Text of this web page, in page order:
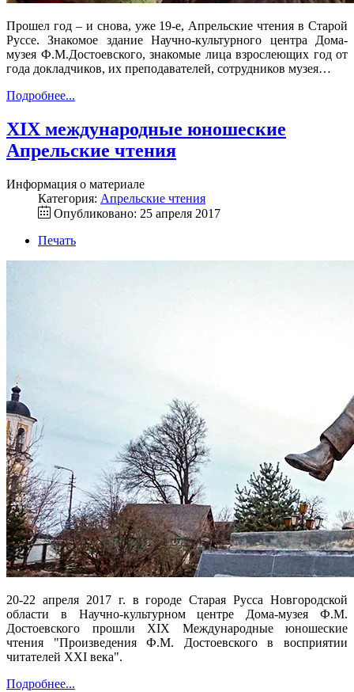
Прошел год – и снова, уже 19-е, Апрельские чтения в Старой
Руссе. Знакомое здание Научно-культурного центра Дома-
музея Ф.М.Достоевского, знакомые лица взрослеющих год от
года докладчиков, их преподавателей, сотрудников музея…
Подробнее...
XIX международные юношеские
Апрельские чтения
Информация о материале
Категория: Апрельские чтения
Опубликовано: 25 апреля 2017
Печать
20-22 апреля 2017 г. в городе Старая Русса Новгородской
области в Научно-культурном центре Дома-музея Ф.М.
Достоевского прошли ХIХ Международные юношеские
чтения "Произведения Ф.М. Достоевского в восприятии
читателей XXI века".
Подробнее...